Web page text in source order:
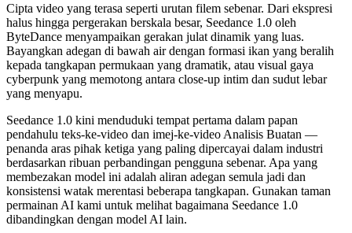
Cipta video yang terasa seperti urutan filem sebenar. Dari ekspresi
halus hingga pergerakan berskala besar, Seedance 1.0 oleh
ByteDance menyampaikan gerakan julat dinamik yang luas.
Bayangkan adegan di bawah air dengan formasi ikan yang beralih
kepada tangkapan permukaan yang dramatik, atau visual gaya
cyberpunk yang memotong antara close-up intim dan sudut lebar
yang menyapu.
Seedance 1.0 kini menduduki tempat pertama dalam papan
pendahulu teks-ke-video dan imej-ke-video Analisis Buatan —
penanda aras pihak ketiga yang paling dipercayai dalam industri
berdasarkan ribuan perbandingan pengguna sebenar. Apa yang
membezakan model ini adalah aliran adegan semula jadi dan
konsistensi watak merentasi beberapa tangkapan. Gunakan taman
permainan AI kami untuk melihat bagaimana Seedance 1.0
dibandingkan dengan model AI lain.